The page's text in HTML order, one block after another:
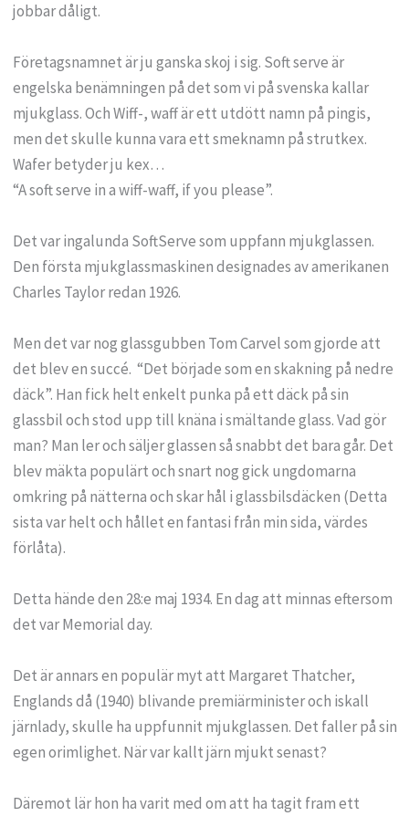
jobbar dåligt.
Företagsnamnet är ju ganska skoj i sig. Soft serve är
engelska benämningen på det som vi på svenska kallar
mjukglass. Och Wiff-, waff är ett utdött namn på pingis,
men det skulle kunna vara ett smeknamn på strutkex.
Wafer betyder ju kex…
“A soft serve in a wiff-waff, if you please”.
Det var ingalunda SoftServe som uppfann mjukglassen.
Den första mjukglassmaskinen designades av amerikanen
Charles Taylor redan 1926.
Men det var nog glassgubben Tom Carvel som gjorde att
det blev en succé. “Det började som en skakning på nedre
däck”. Han fick helt enkelt punka på ett däck på sin
glassbil och stod upp till knäna i smältande glass. Vad gör
man? Man ler och säljer glassen så snabbt det bara går. Det
blev mäkta populärt och snart nog gick ungdomarna
omkring på nätterna och skar hål i glassbilsdäcken (Detta
sista var helt och hållet en fantasi från min sida, värdes
förlåta).
Detta hände den 28:e maj 1934. En dag att minnas eftersom
det var Memorial day.
Det är annars en populär myt att Margaret Thatcher,
Englands då (1940) blivande premiärminister och iskall
järnlady, skulle ha uppfunnit mjukglassen. Det faller på sin
egen orimlighet. När var kallt järn mjukt senast?
Däremot lär hon ha varit med om att ha tagit fram ett